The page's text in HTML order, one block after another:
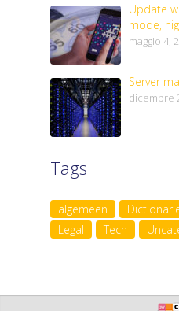
Update
mode,
maggio 4,
Server
dicembre
Tags
algemeen
Legal
Tech